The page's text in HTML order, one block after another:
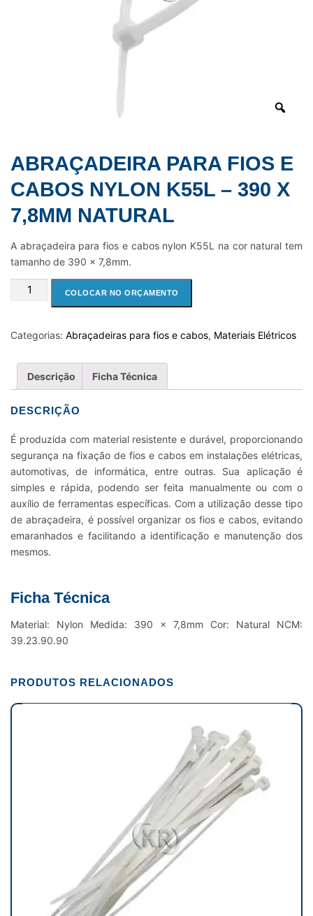
ABRAÇADEIRA PARA FIOS E
CABOS NYLON K55L – 390 X
7,8MM NATURAL
A abraçadeira para fios e cabos nylon K55L na cor natural tem
tamanho de 390 x 7,8mm.
ABRAÇADEIRA
E
NYLON
K55L
390
X
7,8MM
NATURAL
quantidade
COLOCAR NO ORÇAMENTO
Categorias: Abraçadeiras para fios e cabos, Materiais Elétricos
Descrição Ficha Técnica
DESCRIÇÃO
É produzida com material resistente e durável, proporcionando
segurança na fixação de fios e cabos em instalações elétricas,
automotivas, de informática, entre outras. Sua aplicação é
simples e rápida, podendo ser feita manualmente ou com o
auxílio de ferramentas específicas. Com a utilização desse tipo
de abraçadeira, é possível organizar os fios e cabos, evitando
emaranhados e facilitando a identificação e manutenção dos
mesmos.
Ficha Técnica
Material: Nylon Medida: 390 x 7,8mm Cor: Natural NCM:
39.23.90.90
PRODUTOS RELACIONADOS